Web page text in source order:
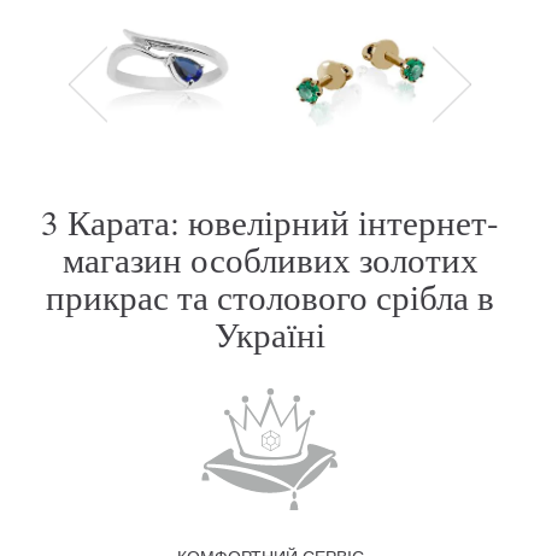
3 Карата: ювелірний інтернет-
магазин особливих золотих
прикрас та столового срібла в
Україні